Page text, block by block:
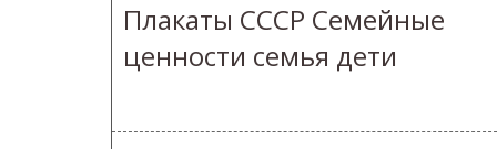
Плакаты СССР Семейные
ценности семья дети